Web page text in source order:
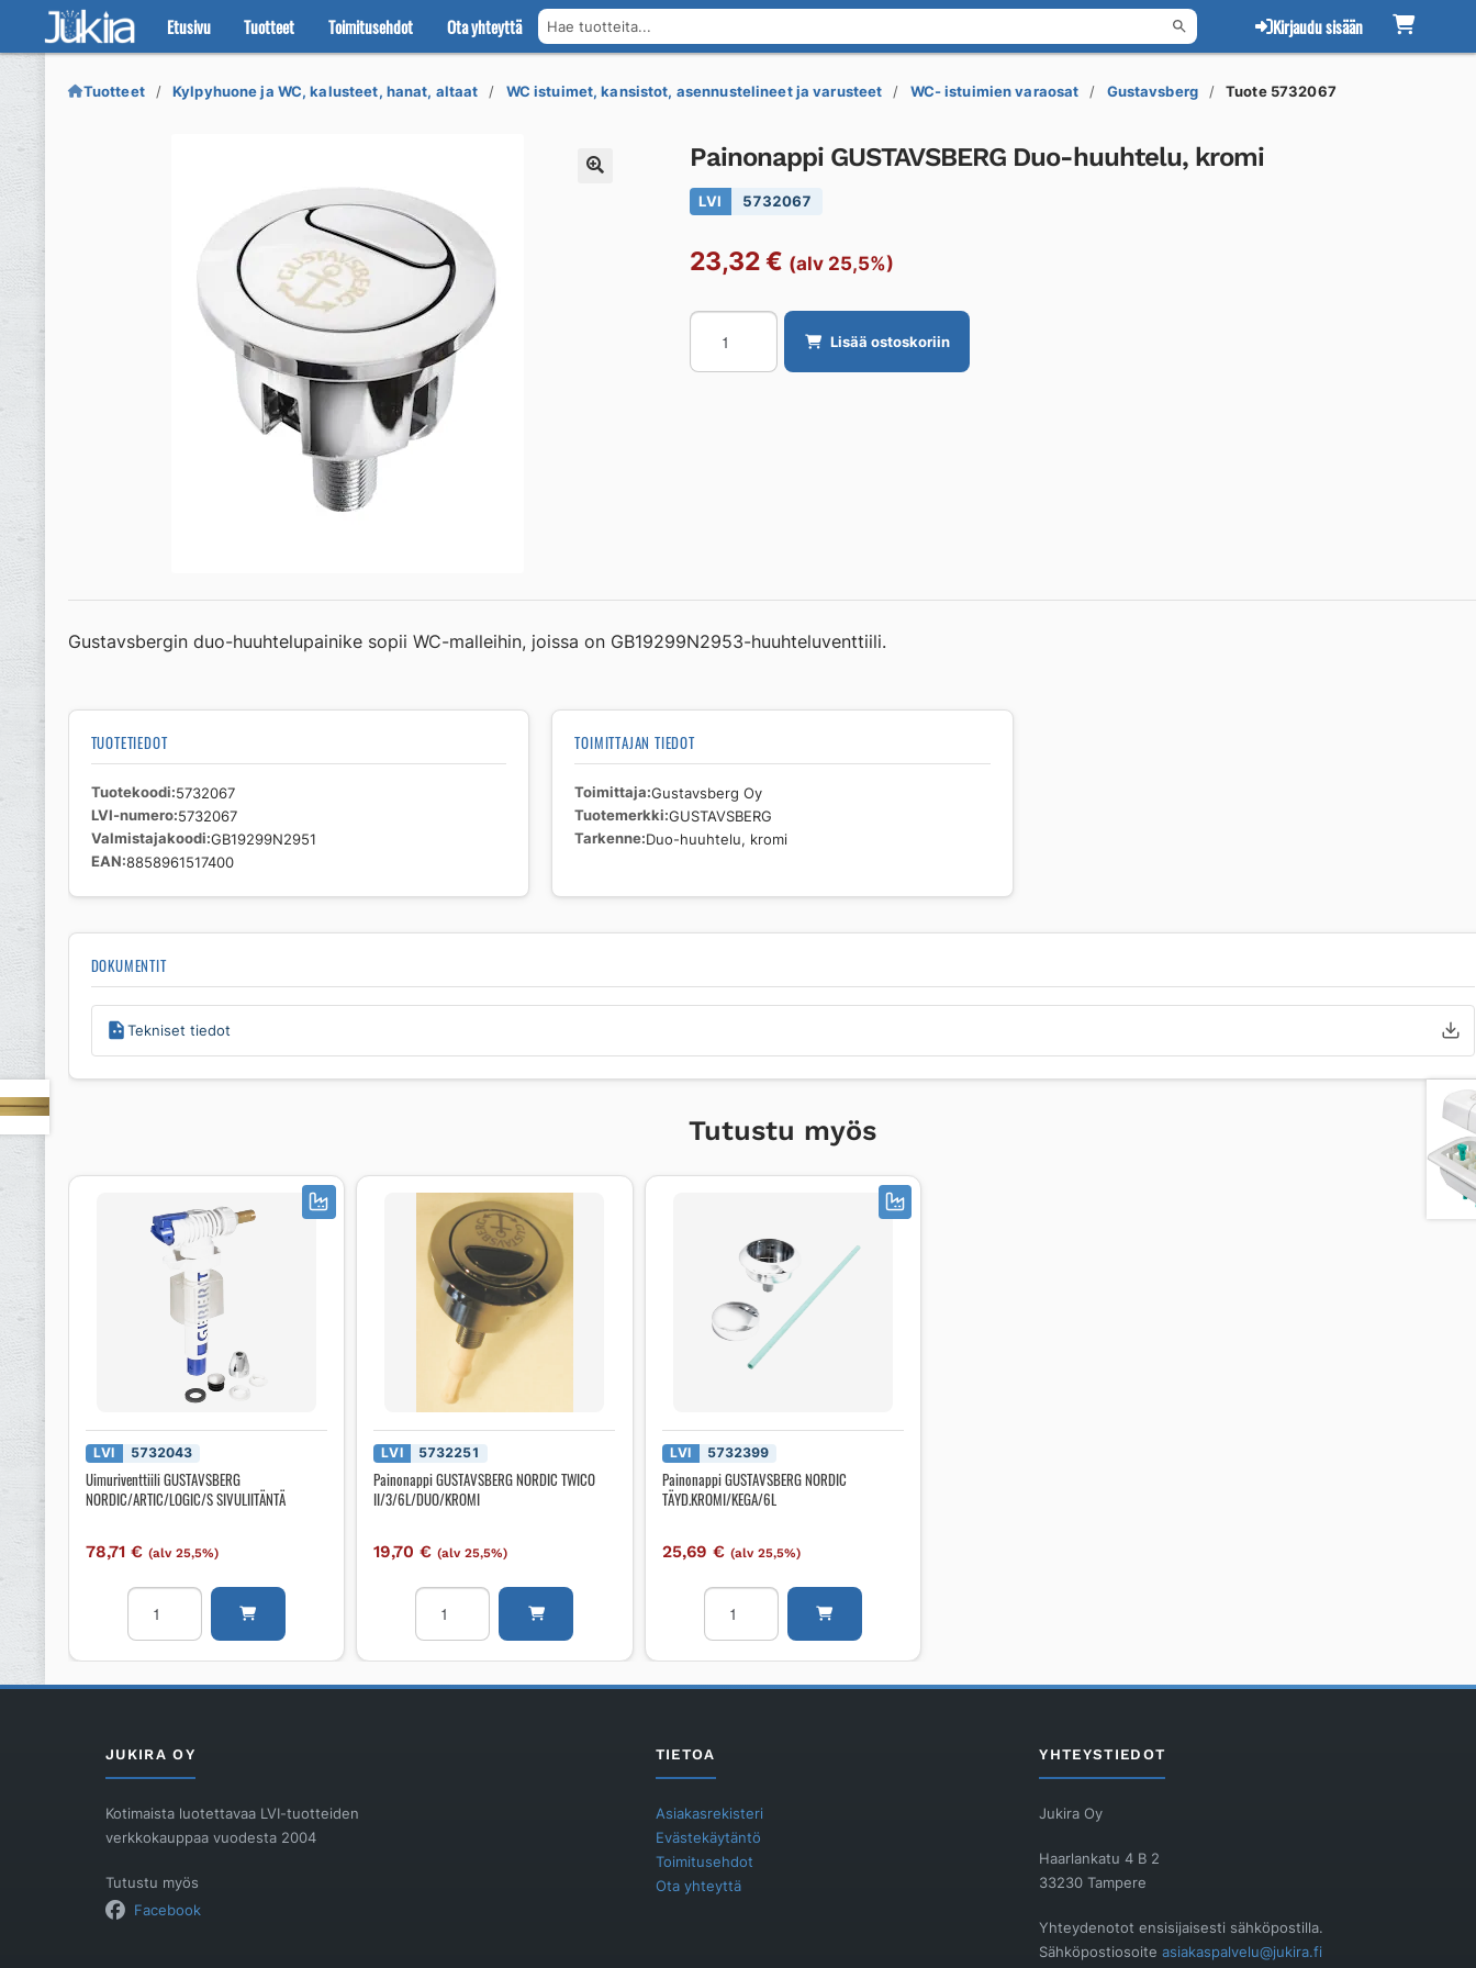
Etusivu Tuotteet Toimitusehdot Ota yhteyttä Hae tuotteita... Kirjaudu sisään
Siirry
navigointiin
Siirry
sisältöön
Tuotteet Kylpyhuone ja WC, kalusteet, hanat, altaat WC istuimet, kansistot, asennustelineet ja varusteet WC- istuimien varaosat Gustavsberg Tuote 5732067
Painonappi GUSTAVSBERG Duo-huuhtelu, kromi
LVI 5732067
23,32€ (alv 25,5%)
Painonappi
GUSTAVSBERG
Duo-
Lisää ostoskoriin
Gustavsbergin duo-huuhtelupainike sopii WC-malleihin, joissa on GB19299N2953-huuhteluventtiili.
TUOTETIEDOT
Tuotekoodi 5732067
LVI-numero 5732067
Valmistajakoodi GB19299N2951
EAN 8858961517400
TOIMITTAJAN TIEDOT
Toimittaja Gustavsberg Oy
Tuotemerkki GUSTAVSBERG
Tarkenne Duo-huuhtelu, kromi
DOKUMENTIT
Tekniset tiedot
Tutustu myös
LVI 5732043
Uimuriventtiili GUSTAVSBERG
NORDIC/ARTIC/LOGIC/S SIVULIITÄNTÄ
78,71€ (alv 25,5%)
Uimuriventtiili
GUSTAVSBERG
NORDIC/ARTIC/LOGIC/S
määrä
LVI 5732251
Painonappi GUSTAVSBERG NORDIC TWICO
II/3/6L/DUO/KROMI
19,70€ (alv 25,5%)
Painonappi
GUSTAVSBERG
NORDIC
II/3/6L/DUO/KROMI
LVI 5732399
Painonappi GUSTAVSBERG NORDIC
TÄYD.KROMI/KEGA/6L
25,69 € (alv 25,5%)
Painonappi
GUSTAVSBERG
NORDIC
määrä
JUKIRA OY
Kotimaista luotettavaa LVI-tuotteiden
verkkokauppaa vuodesta 2004
Tutustu myös
Facebook
TIETOA
Asiakasrekisteri
Evästekäytäntö
Toimitusehdot
Ota yhteyttä
YHTEYSTIEDOT
Jukira Oy
Haarlankatu 4 B 2
33230 Tampere
Yhteydenotot ensisijaisesti sähköpostilla.
Sähköpostiosoiteasiakaspalvelu@jukira.fi